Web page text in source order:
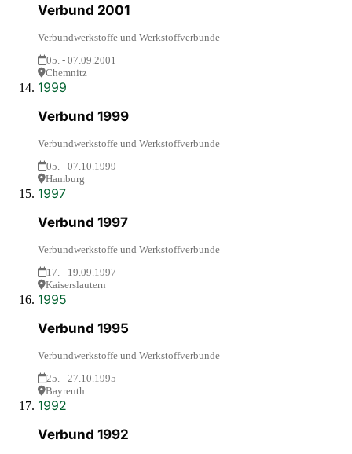
Verbund 2001
Verbundwerkstoffe und Werkstoffverbunde
05. - 07.09.2001
Chemnitz
1999
Verbund 1999
Verbundwerkstoffe und Werkstoffverbunde
05. - 07.10.1999
Hamburg
1997
Verbund 1997
Verbundwerkstoffe und Werkstoffverbunde
17. - 19.09.1997
Kaiserslautern
1995
Verbund 1995
Verbundwerkstoffe und Werkstoffverbunde
25. - 27.10.1995
Bayreuth
1992
Verbund 1992